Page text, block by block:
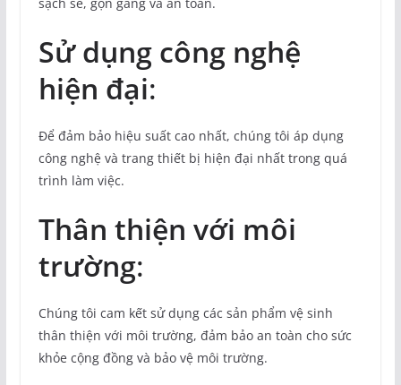
Sử dụng công nghệ
hiện đại:
Để đảm bảo hiệu suất cao nhất, chúng tôi áp dụng
công nghệ và trang thiết bị hiện đại nhất trong quá
trình làm việc.
Thân thiện với môi
trường:
Chúng tôi cam kết sử dụng các sản phẩm vệ sinh
thân thiện với môi trường, đảm bảo an toàn cho sức
khỏe cộng đồng và bảo vệ môi trường.